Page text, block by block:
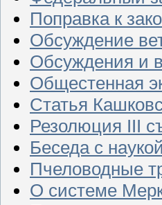
Поправка к
Обсуждение
Обсуждения и
Общестенная
Статья
Резолюция III
Беседа с
Пчеловодные
О системе